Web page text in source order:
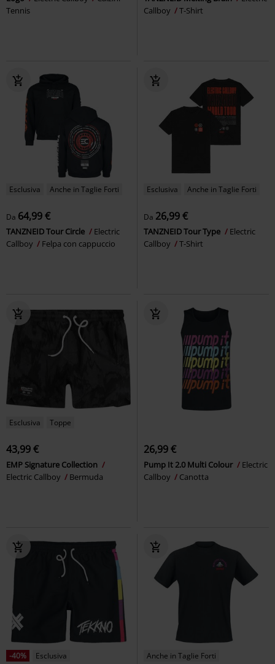
Tennis
Callboy
T-Shirt
Esclusiva Anche in Taglie Forti
Da 64,99 €
TANZNEID Tour Circle
Electric
Callboy
Felpa con cappuccio
Esclusiva Anche in Taglie Forti
Da 26,99 €
TANZNEID Tour Type
Electric
Callboy
T-Shirt
Esclusiva Toppe
43,99 €
EMP Signature Collection
Electric Callboy
Bermuda
26,99 €
Pump It 2.0 Multi Colour
Electric
Callboy
Canotta
-40%
Esclusiva
Anche in Taglie Forti